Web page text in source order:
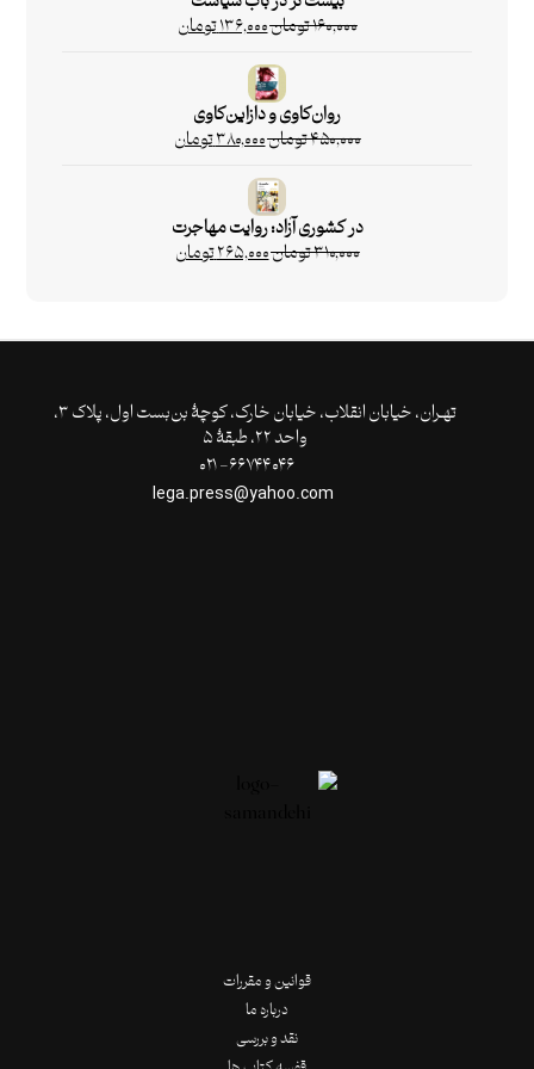
۱۶۰,۰۰۰تومان۱۳۶,۰۰۰تومان
روان‌کاوی و دازاین‌کاوی
۴۵۰,۰۰۰تومان۳۸۰,۰۰۰تومان
در کشوری آزاد: روایت مهاجرت
۳۱۰,۰۰۰تومان۲۶۵,۰۰۰تومان
تهـران،‌ خیابان انقلاب، خیابان خارک، کوچۀ بن‌بست اول، پلاک ۳،
واحد ۲۲، طبقۀ ۵
قوانین و مقررات
درباره ما
نقد و بررسی